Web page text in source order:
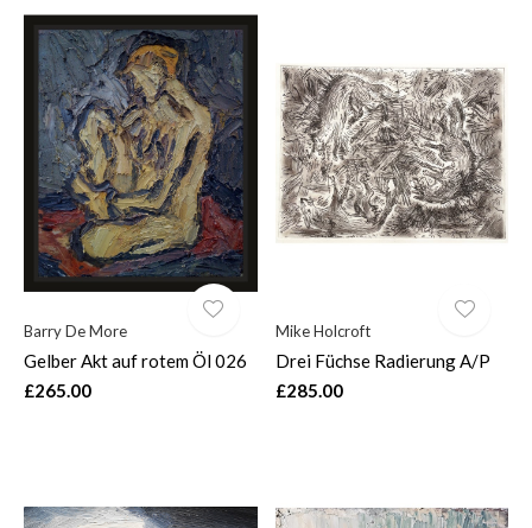
Barry De More
Gelber Akt auf rotem Öl 026
£265.00
Mike Holcroft
Drei Füchse Radierung A/P
£285.00